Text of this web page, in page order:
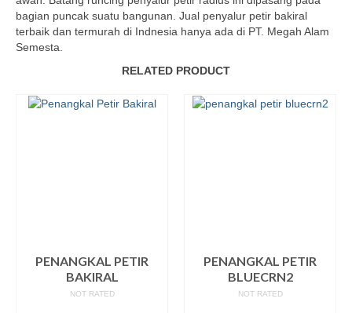
bagian puncak suatu bangunan. Jual penyalur petir bakiral
terbaik dan termurah di Indnesia hanya ada di PT. Megah Alam
Semesta.
RELATED PRODUCT
PENANGKAL PETIR
BAKIRAL
NOT RATED
PENANGKAL PETIR
BLUECRN2
NOT RATED